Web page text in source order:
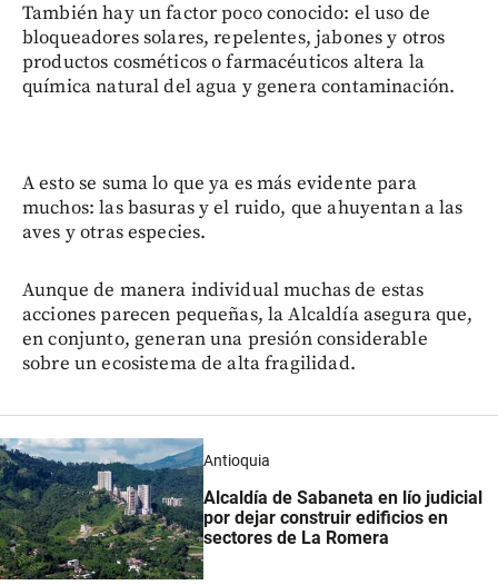
También hay un factor poco conocido: el uso de
bloqueadores solares, repelentes, jabones y otros
productos cosméticos o farmacéuticos altera la
química natural del agua y genera contaminación.
A esto se suma lo que ya es más evidente para
muchos: las basuras y el ruido, que ahuyentan a las
aves y otras especies.
Aunque de manera individual muchas de estas
acciones parecen pequeñas, la Alcaldía asegura que,
en conjunto, generan una presión considerable
sobre un ecosistema de alta fragilidad.
Antioquia
Alcaldía de Sabaneta en lío judicial
por dejar construir edificios en
sectores de La Romera